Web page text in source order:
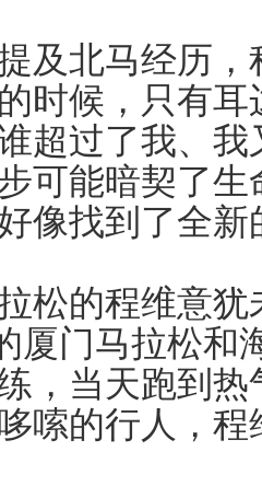
及北马经历
时候，只有
超过了我、
可能暗契了
像找到了全新
松的程维意
厦门马拉松和
，当天跑到
嗦的行人，